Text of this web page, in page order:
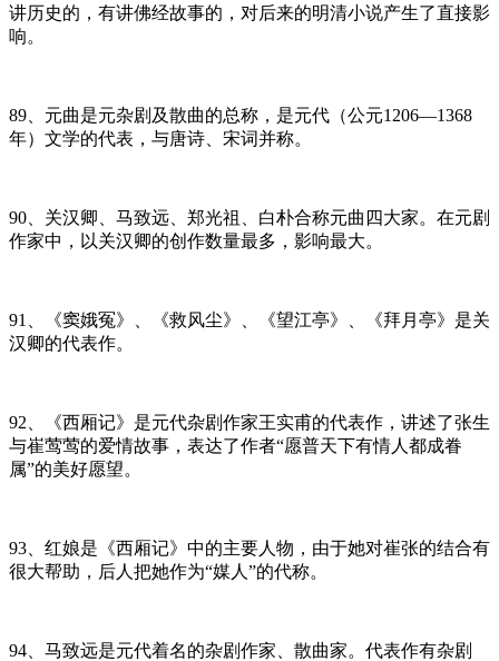
讲历史的，有讲佛经故事的，对后来的明清小说产生了直接影
响。
89、元曲是元杂剧及散曲的总称，是元代（公元1206—1368
年）文学的代表，与唐诗、宋词并称。
90、关汉卿、马致远、郑光祖、白朴合称元曲四大家。在元剧
作家中，以关汉卿的创作数量最多，影响最大。
91、《窦娥冤》、《救风尘》、《望江亭》、《拜月亭》是关
汉卿的代表作。
92、《西厢记》是元代杂剧作家王实甫的代表作，讲述了张生
与崔莺莺的爱情故事，表达了作者“愿普天下有情人都成眷
属”的美好愿望。
93、红娘是《西厢记》中的主要人物，由于她对崔张的结合有
很大帮助，后人把她作为“媒人”的代称。
94、马致远是元代着名的杂剧作家、散曲家。代表作有杂剧